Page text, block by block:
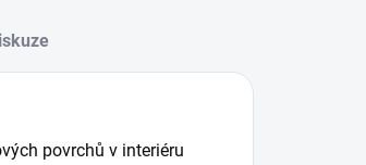
povrchů v interiéru